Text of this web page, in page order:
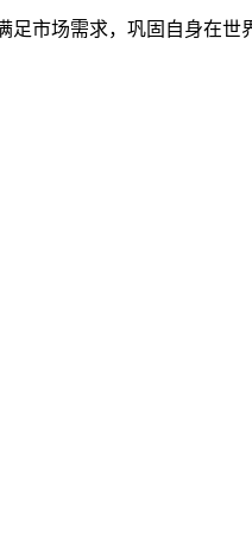
市场需求，巩固自身在世